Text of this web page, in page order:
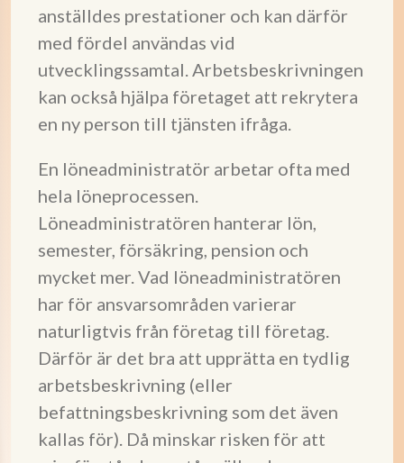
anställdes prestationer och kan därför
med fördel användas vid
utvecklingssamtal. Arbetsbeskrivningen
kan också hjälpa företaget att rekrytera
en ny person till tjänsten ifråga.
En löneadministratör arbetar ofta med
hela löneprocessen.
Löneadministratören hanterar lön,
semester, försäkring, pension och
mycket mer. Vad löneadministratören
har för ansvarsområden varierar
naturligtvis från företag till företag.
Därför är det bra att upprätta en tydlig
arbetsbeskrivning (eller
befattningsbeskrivning som det även
kallas för). Då minskar risken för att